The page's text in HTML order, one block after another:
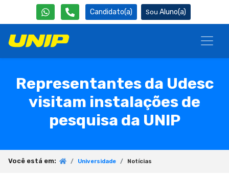
Candidato(a) Aluno(a)
Representantes da Udesc
visitam instalações de
pesquisa da UNIP
Você está em: Universidade Notícias